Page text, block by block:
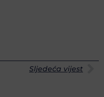
Sljedeća vijest